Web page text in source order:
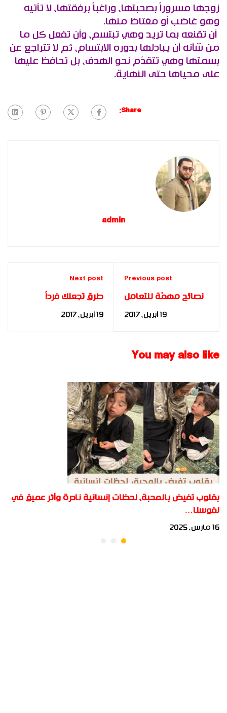
زوجها مسروراً بصحبتها، وراغباً برفقتها، لا تأتيه
وهو غاضب أو مغتاظ منها.
أن تقنعه بما تريد وهي تبتسم، وأن تفعل كل ما
من شأنه أن يبادلها بدوره الابتسام، ثم لا تتراجع عن
بسمتها وهي تتقدّم نحو الهدف، بل تحافظ عليها
على محياها حتى النهاية.
Share:
admin
Previous post
نصائح مهمّة للتعامل
مع الشاب المراهق
19 أبريل، 2017
Next post
طرق تجعلك فرداً
محبوباً داخل أسرتك
19 أبريل، 2017
You may also like
بقلوب تفيض بالمحبة، لحظات إنسانية نادرة وأثر عميق في
نفوسنا…
16 مارس، 2025